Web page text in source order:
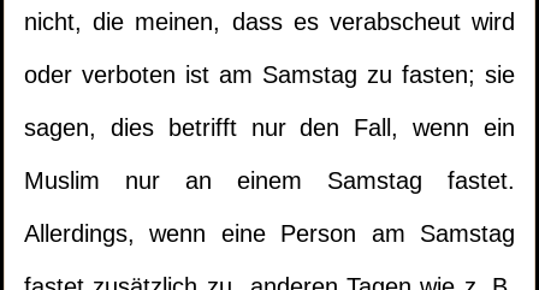
nicht, die meinen, dass es verabscheut wird
oder verboten ist am Samstag zu fasten; sie
sagen, dies betrifft nur den Fall, wenn ein
Muslim nur an einem Samstag fastet.
Allerdings, wenn eine Person am Samstag
1.Er hat am Tag von Ramadān mit mir
geschlafen. Muss ich eine Sühne(Kaffāra)
leisten?
2.Er verschläft die meisten Gebete, was ist